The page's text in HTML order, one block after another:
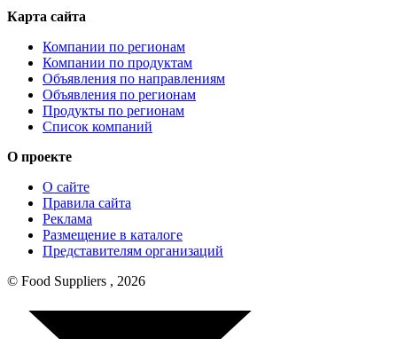
Карта сайта
Компании по регионам
Компании по продуктам
Объявления по направлениям
Объявления по регионам
Продукты по регионам
Список компаний
О проекте
О сайте
Правила сайта
Реклама
Размещение в каталоге
Представителям организаций
© Food Suppliers , 2026